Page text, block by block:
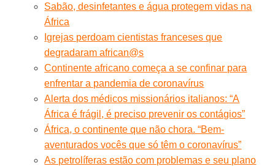
Sabão, desinfetantes e água protegem vidas na
África
Igrejas perdoam cientistas franceses que
degradaram african@s
Continente africano começa a se confinar para
enfrentar a pandemia de coronavírus
Alerta dos médicos missionários italianos: “A
África é frágil, é preciso prevenir os contágios”
África, o continente que não chora. “Bem-
aventurados vocês que só têm o coronavírus”
As petrolíferas estão com problemas e seu plano